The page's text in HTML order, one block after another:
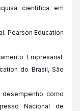
científica em
Pearson Education
Empresarial:
do Brasil, São
como
Nacional de